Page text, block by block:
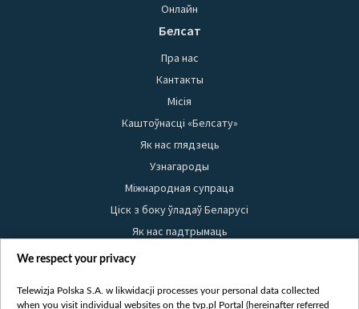
Онлайн
Белсат
Пра нас
Кантакты
Місія
Каштоўнасці «Белсату»
Як нас глядзець
Узнагароды
Міжнародная супраца
Ціск з боку ўладаў Беларусі
Як нас падтрымаць
Правілы выкарыстання матэрыялаў
Бяспека
We respect your privacy
Telewizja Polska S.A. w likwidacji processes your personal data collected
when you visit individual websites on the tvp.pl Portal (hereinafter referred